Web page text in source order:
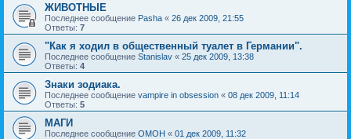
ЖИВОТНЫЕ
Последнее сообщение Pasha « 26 дек 2009, 21:55
Ответы: 7
"Как я ходил в общественный туалет в Германии".
Последнее сообщение Stanislav « 25 дек 2009, 13:38
Ответы: 4
Знаки зодиака.
Последнее сообщение vampire in obsession « 08 дек 2009, 11:14
Ответы: 5
МАГИ
Последнее сообщение OMOH « 01 дек 2009, 11:32